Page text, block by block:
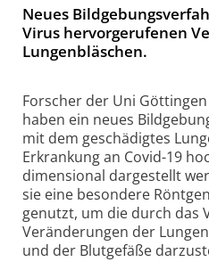
Neues
Virus hervorgerufenen
Lungenbläschen.
Forscher der Uni
haben ein neues
mit dem geschädigtes
Erkrankung an Covid-19
dimensional darge­stellt
sie eine besondere
genutzt, um die durch das
Verände­rungen der
und der Blutgefäße